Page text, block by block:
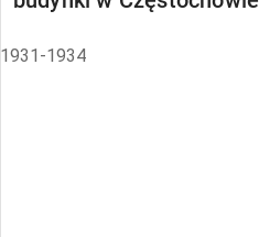
1931-1934